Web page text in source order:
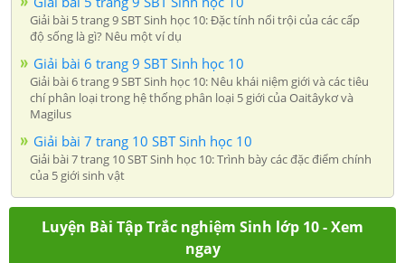
Giải bài 5 trang 9 SBT Sinh học 10: Đặc tính nổi trội của các cấp
độ sống là gì? Nêu một ví dụ
Giải bài 6 trang 9 SBT Sinh học 10
Giải bài 6 trang 9 SBT Sinh học 10: Nêu khái niệm giới và các tiêu
chí phân loại trong hệ thống phân loại 5 giới của Oaitâykơ và
Magilus
Giải bài 7 trang 10 SBT Sinh học 10
Giải bài 7 trang 10 SBT Sinh học 10: Trình bày các đặc điểm chính
của 5 giới sinh vật
Luyện Bài Tập Trắc nghiệm Sinh lớp 10 - Xem
ngay